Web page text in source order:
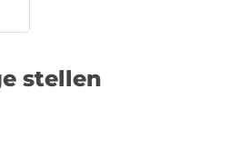
stellen